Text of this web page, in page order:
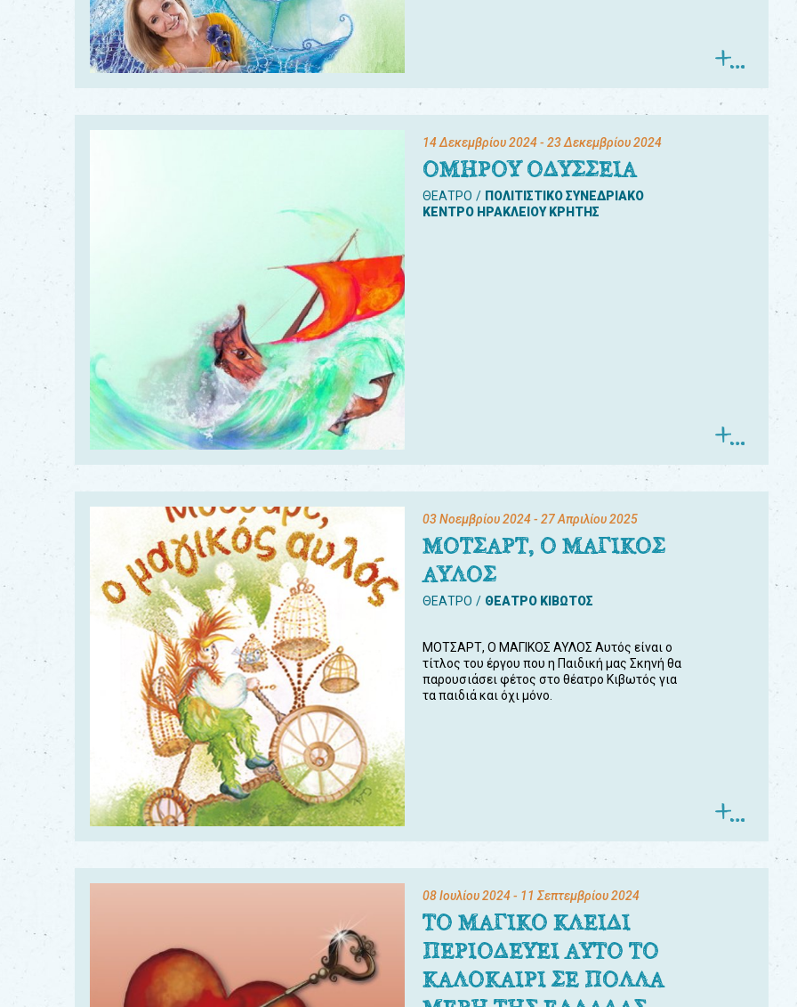
14 Δεκεμβρίου 2024- 23 Δεκεμβρίου 2024
ΟΜΗΡΟΥ ΟΔΥΣΣΕΙΑ
ΘΕΑΤΡΟ
ΠΟΛΙΤΙΣΤΙΚΟ ΣΥΝΕΔΡΙΑΚΟ
ΚΕΝΤΡΟ ΗΡΑΚΛΕΙΟΥ ΚΡΗΤΗΣ
03 Νοεμβρίου 2024- 27 Απριλίου 2025
ΜΟΤΣΑΡΤ, Ο ΜΑΓΙΚΟΣ
ΑΥΛΟΣ
ΘΕΑΤΡΟ ΘΕΑΤΡΟ ΚΙΒΩΤΟΣ
ΜΟΤΣΑΡΤ, Ο ΜΑΓΙΚΟΣ ΑΥΛΟΣ Αυτός είναι ο
τίτλος του έργου που η Παιδική μας Σκηνή θα
παρουσιάσει φέτος στο θέατρο Κιβωτός για
τα παιδιά και όχι μόνο.
08 Ιουλίου 2024- 11 Σεπτεμβρίου 2024
ΤΟ ΜΑΓΙΚΟ ΚΛΕΙΔΙ
ΠΕΡΙΟΔΕΥΕΙ ΑΥΤΟ ΤΟ
ΚΑΛΟΚΑΙΡΙ ΣΕ ΠΟΛΛΑ